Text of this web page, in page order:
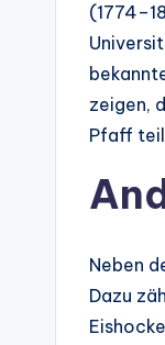
zeigen,
Pfaff
Neben
Dazu